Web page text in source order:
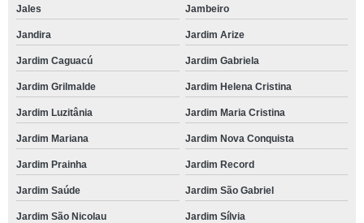
Jales Jambeiro
Jandira Jardim Arize
Jardim Caguacú Jardim Gabriela
Jardim Grilmalde Jardim Helena Cristina
Jardim Luzitânia Jardim Maria Cristina
Jardim Mariana Jardim Nova Conquista
Jardim Prainha Jardim Record
Jardim Saúde Jardim São Gabriel
Jardim São Nicolau Jardim Sílvia